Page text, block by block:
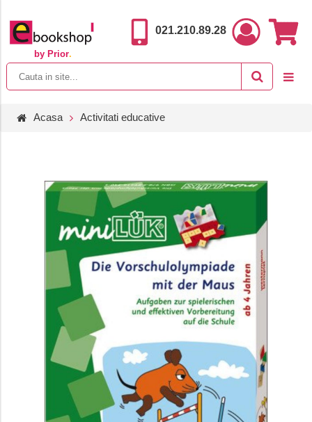
by Prior.
021.210.89.28
Acasa Activitati educative